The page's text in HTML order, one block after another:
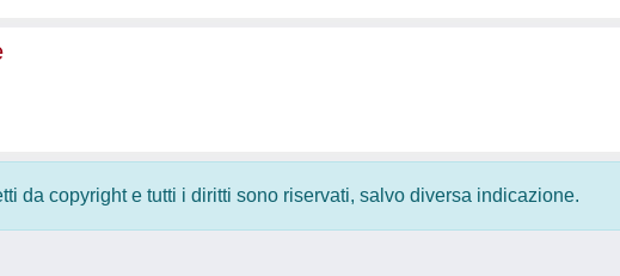
da copyright e tutti i diritti sono riservati, salvo diversa indicazione.